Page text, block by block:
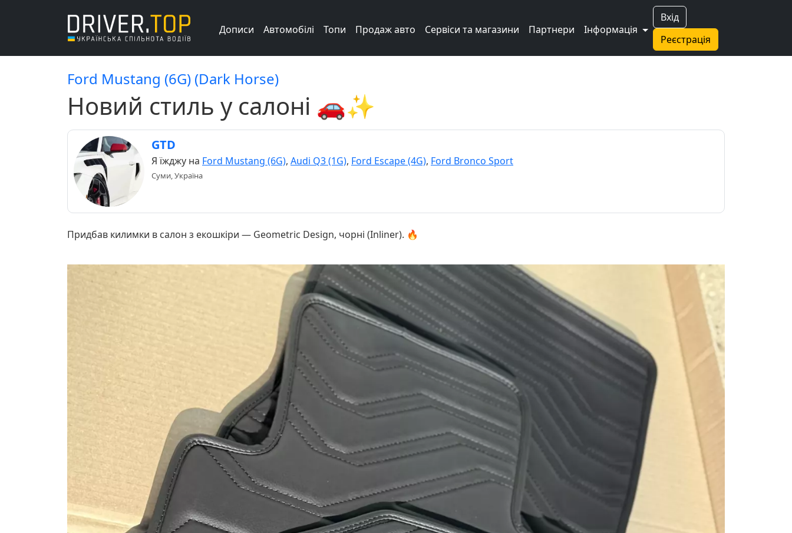
Вхід
Реєстрація
Дописи Автомобілі Топи Продаж авто Сервіси та магазини Партнери Інформація
Ford Mustang (6G) (Dark Horse)
Новий стиль у салоні 🚗✨
GTD
Я їжджу на Ford Mustang (6G), Audi Q3 (1G), Ford Escape (4G), Ford Bronco Sport
Суми, Україна
Придбав килимки в салон з екошкіри — Geometric Design, чорні (Inliner). 🔥